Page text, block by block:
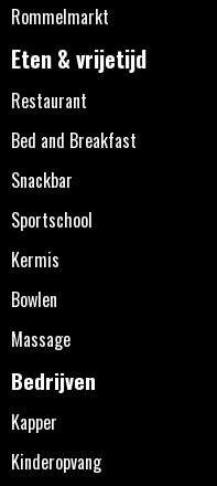
Rommelmarkt
Eten & vrijetijd
Restaurant
Bed and Breakfast
Snackbar
Sportschool
Kermis
Bowlen
Massage
Bedrijven
Kapper
Kinderopvang